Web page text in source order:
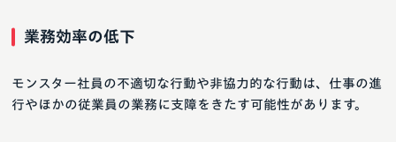
業務効率の低下
モンスター社員の不適切な行動や非協力的な行動は、仕事の進
行やほかの従業員の業務に支障をきたす可能性があります。